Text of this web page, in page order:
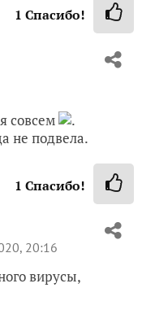
1 Спасибо!
совсем
.
не подвела.
1 Спасибо!
20:16
вирусы,